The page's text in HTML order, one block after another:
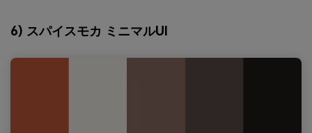
6) スパイスモカ ミニマルUI